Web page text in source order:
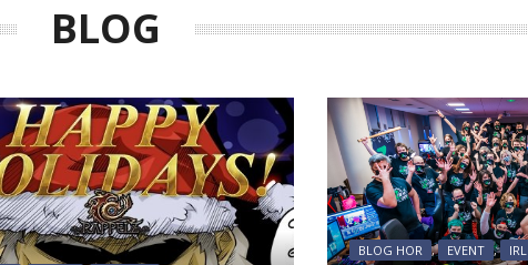
EPIC 2 : ABSOLUTE CREATURE
EPIC 4 : REVOLUTION
EPIC 5.1 : DRAGONIC AGE
EPIC 5.2 : DRAGONIC AGE
EPIC 6.1 : NAVIS LAMIA
ANECDOTES
VISUELS
PSYCHOLOGIE DE COMPTOIR
INTERVIEW
MOBILE
BLOG
BLOG HOR , EVENT , IRL